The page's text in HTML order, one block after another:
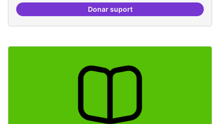
Donar suportGrupos de trabajo para